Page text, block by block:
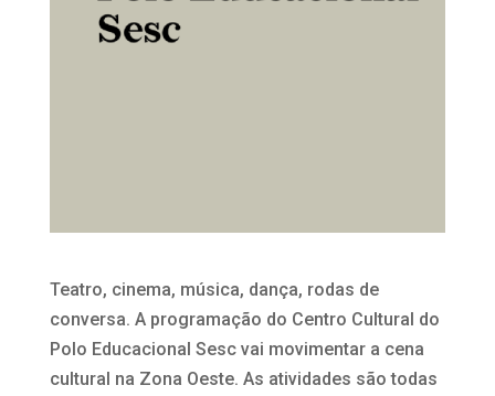
Teatro, cinema, música, dança, rodas de
conversa. A programação do Centro Cultural do
Polo Educacional Sesc vai movimentar a cena
cultural na Zona Oeste. As atividades são todas